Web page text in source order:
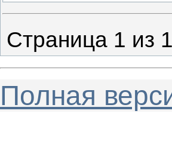
Страница 1 из 1
Полная